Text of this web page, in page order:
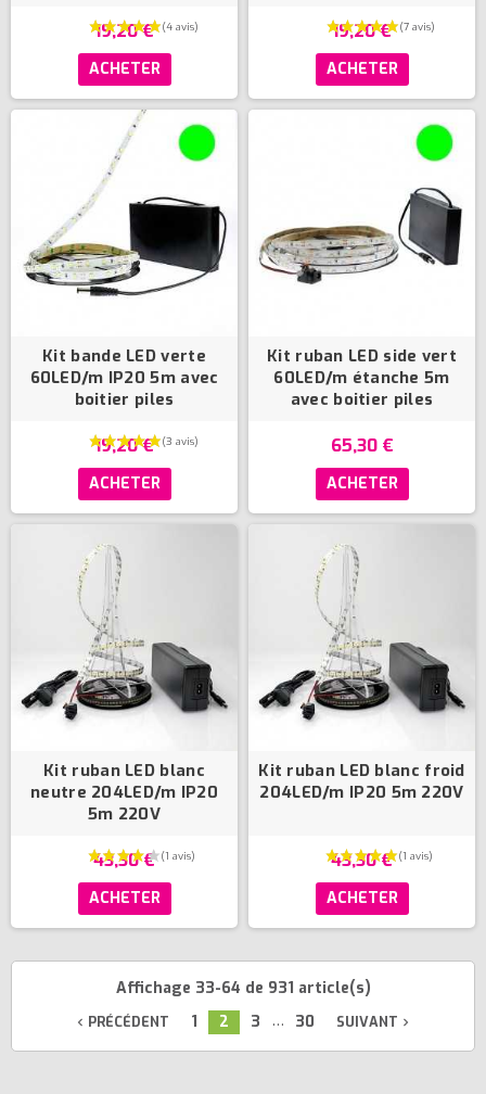
(3 avis)
19,20 €
ACHETER
19,20 €
ACHETER
Kit bande LED verte
60LED/m IP20 5m avec
boitier piles
19,20 €
ACHETER
Kit ruban LED side vert
60LED/m étanche 5m
avec boitier piles
65,30 €
ACHETER
Kit ruban LED blanc
neutre 204LED/m IP20
5m 220V
43,30 €
ACHETER
Kit ruban LED blanc froid
204LED/m IP20 5m 220V
43,30 €
ACHETER
Affichage 33-64 de 931 article(s)
navigate_before PRÉCÉDENT 1 2 3 … 30 SUIVANT navigate_next